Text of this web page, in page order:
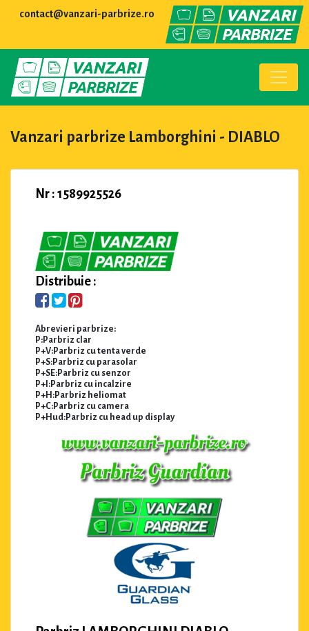
contact@vanzari-parbrize.ro
Vanzari parbrize Lamborghini - DIABLO
Nr : 1589925526
Distribuie :
Abrevieri parbrize:
P:Parbriz clar
P+V:Parbriz cu tenta verde
P+S:Parbriz cu parasolar
P+SE:Parbriz cu senzor
P+I:Parbriz cu incalzire
P+H:Parbriz heliomat
P+C:Parbriz cu camera
P+Hud:Parbriz cu head up display